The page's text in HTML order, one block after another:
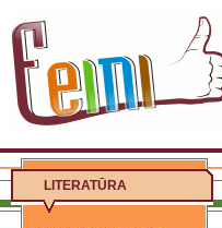
LITERATŪRA